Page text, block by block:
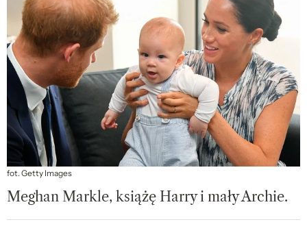
fot. Getty Images
Meghan Markle, książę Harry i mały Archie.